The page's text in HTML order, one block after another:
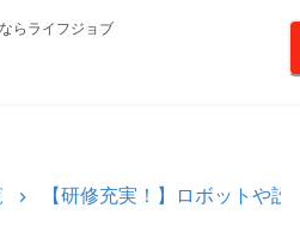
らライフジョブ
【研修充実！】ロボットや